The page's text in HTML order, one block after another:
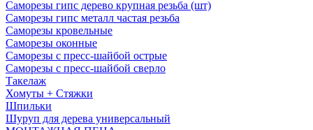
Саморезы гипс дерево крупная резьба (шт)
Саморезы гипс металл частая резьба
Саморезы кровельные
Саморезы оконные
Саморезы с пресс-шайбой острые
Саморезы с пресс-шайбой сверло
Такелаж
Хомуты + Стяжки
Шпильки
Шуруп для дерева универсальный